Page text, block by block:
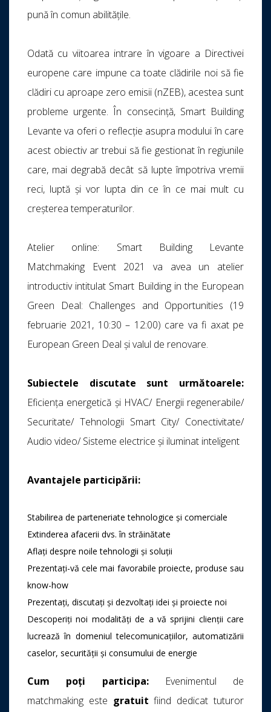
pună în comun abilitățile.
Odată cu viitoarea intrare în vigoare a Directivei
europene care impune ca toate clădirile noi să fie
clădiri cu aproape zero emisii (nZEB), acestea sunt
probleme urgente. În consecință, Smart Building
Levante va oferi o reflecție asupra modului în care
acest obiectiv ar trebui să fie gestionat în regiunile
care, mai degrabă decât să lupte împotriva vremii
reci, luptă și vor lupta din ce în ce mai mult cu
creșterea temperaturilor.
Atelier online: Smart Building Levante
Matchmaking Event 2021 va avea un atelier
introductiv intitulat Smart Building in the European
Green Deal: Challenges and Opportunities (19
februarie 2021, 10:30 – 12:00) care va fi axat pe
European Green Deal și valul de renovare.
Subiectele discutate sunt următoarele:
Eficiența energetică și HVAC/ Energii regenerabile/
Securitate/ Tehnologii Smart City/ Conectivitate/
Audio video/ Sisteme electrice și iluminat inteligent
Avantajele participării:
Stabilirea de parteneriate tehnologice și comerciale
Extinderea afacerii dvs. în străinătate
Aflați despre noile tehnologii și soluții
Prezentați-vă cele mai favorabile proiecte, produse sau
know-how
Prezentați, discutați și dezvoltați idei și proiecte noi
Descoperiți noi modalități de a vă sprijini clienții care
lucrează în domeniul telecomunicațiilor, automatizării
caselor, securității și consumului de energie
Cum poți participa:Evenimentul de
matchmaking este gratuit fiind dedicat tuturor